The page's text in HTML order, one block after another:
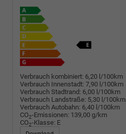
Verbrauch kombiniert: 6,20 l/100km
Verbrauch Innenstadt: 7,90 l/100km
Verbrauch Stadtrand: 6,00 l/100km
Verbrauch Landstraße: 5,30 l/100km
Verbrauch Autobahn: 6,40 l/100km
CO2-Emissionen: 139,00 g/km
CO2-Klasse: E